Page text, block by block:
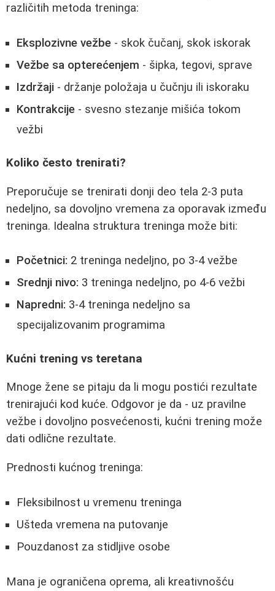
različitih metoda treninga:
Eksplozivne vežbe - skok čučanj, skok iskorak
Vežbe sa opterećenjem - šipka, tegovi, sprave
Izdržaji - držanje položaja u čučnju ili iskoraku
Kontrakcije - svesno stezanje mišića tokom
vežbi
Koliko često trenirati?
Preporučuje se trenirati donji deo tela 2-3 puta
nedeljno, sa dovoljno vremena za oporavak između
treninga. Idealna struktura treninga može biti:
Početnici: 2 treninga nedeljno, po 3-4 vežbe
Srednji nivo: 3 treninga nedeljno, po 4-6 vežbi
Napredni: 3-4 treninga nedeljno sa
specijalizovanim programima
Kućni trening vs teretana
Mnoge žene se pitaju da li mogu postići rezultate
trenirajući kod kuće. Odgovor je da - uz pravilne
vežbe i dovoljno posvećenosti, kućni trening može
dati odlične rezultate.
Prednosti kućnog treninga:
Fleksibilnost u vremenu treninga
Ušteda vremena na putovanje
Pouzdanost za stidljive osobe
Mana je ograničena oprema, ali kreativnošću